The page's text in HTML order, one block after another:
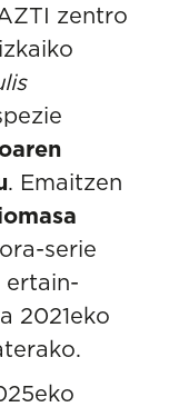
zentro
. Emaitzen
serie
ertain-
2021eko